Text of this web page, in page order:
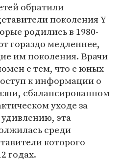
обратили
поколения Y
родились в 1980-
гораздо медленнее,
им поколения. Врачи
с тем, что с юных
к информации о
сбалансированном
уходе за
эта
среди
которого
годах.